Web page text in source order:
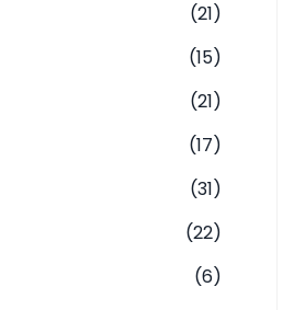
(21)
(15)
(21)
(17)
(31)
(22)
(6)